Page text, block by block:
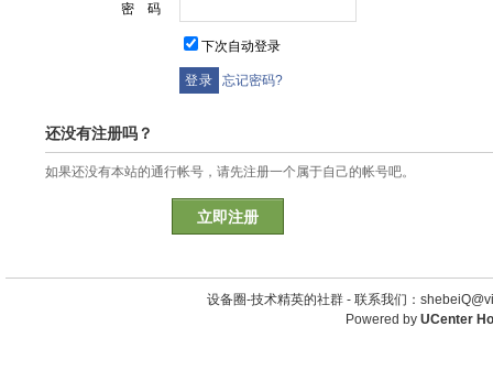
密 码
下次自动登录
忘记密码?
还没有注册吗？
如果还没有本站的通行帐号，请先注册一个属于自己的帐号吧。
立即注册
设备圈-技术精英的社群 - 联系我们：
Powered by UCenter